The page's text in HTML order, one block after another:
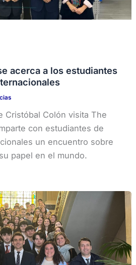
acerca a los estudiantes
Cristóbal Colón visita The
con estudiantes de
un encuentro sobre
papel en el mundo.